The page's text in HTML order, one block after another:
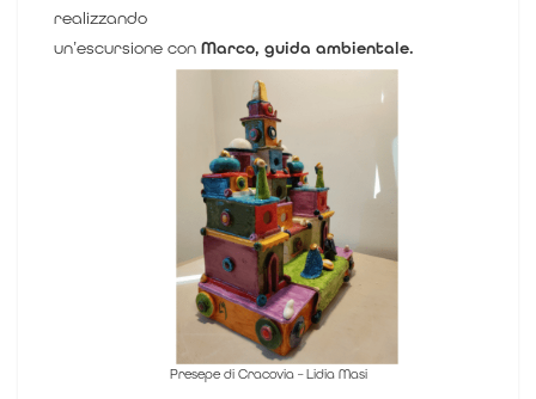
realizzando
un’escursione con Marco, guida ambientale.
Presepe di Cracovia – Lidia Masi